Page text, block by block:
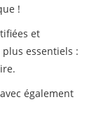
!
et
essentiels :
également